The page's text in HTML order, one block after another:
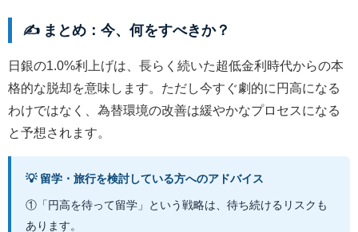
✍️ まとめ：今、何をすべきか？
日銀の1.0%利上げは、長らく続いた超低金利時代からの本
格的な脱却を意味します。ただし今すぐ劇的に円高になる
わけではなく、為替環境の改善は緩やかなプロセスになる
と予想されます。
💡 留学・旅行を検討している方へのアドバイス
①「円高を待って留学」という戦略は、待ち続けるリスクも
あります。